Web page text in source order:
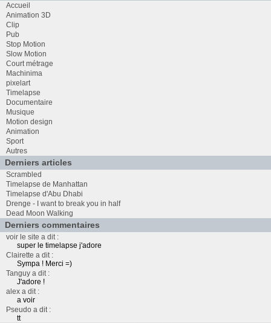
Accueil
Animation 3D
Clip
Pub
Stop Motion
Slow Motion
Court métrage
Machinima
pixelart
Timelapse
Documentaire
Musique
Motion design
Animation
Sport
Autres
Derniers articles
Scrambled
Timelapse de Manhattan
Timelapse d'Abu Dhabi
Drenge - I want to break you in half
Dead Moon Walking
Derniers commentaires
voir le site a dit :
super le timelapse j'adore
Clairette a dit :
Sympa ! Merci =)
Tanguy a dit :
J'adore !
alex a dit :
a voir
Pseudo a dit :
tt